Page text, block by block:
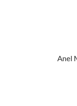
Anel